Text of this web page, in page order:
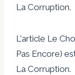
La Corruption.
L'article Le
Pas Encore)
La Corruption.